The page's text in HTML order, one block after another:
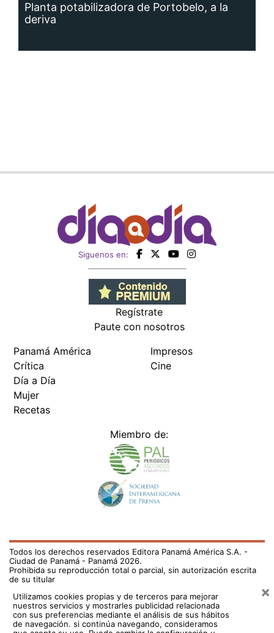
Planta potabilizadora de Portobelo, a la
deriva
Siguenos en:
Regístrate
Paute con nosotros
Panamá América
Crítica
Día a Día
Mujer
Recetas
Impresos
Cine
Miembro de:
Todos los derechos reservados Editora Panamá América S.A. -
Ciudad de Panamá - Panamá 2026.
Prohibida su reproducción total o parcial, sin autorización escrita
de su titular
Utilizamos cookies propias y de terceros para mejorar
nuestros servicios y mostrarles publicidad relacionada
con sus preferencias mediante el análisis de sus hábitos
de navegación. si continúa navegando, consideramos
×